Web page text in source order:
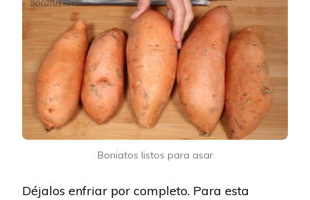
Boniatos listos para asar
Déjalos enfriar por completo. Para esta